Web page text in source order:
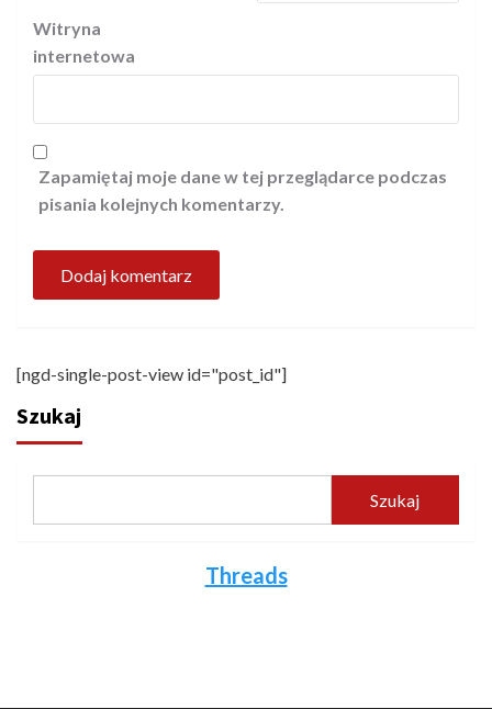
Witryna
internetowa
Zapamiętaj moje dane w tej przeglądarce podczas
pisania kolejnych komentarzy.
[ngd-single-post-view id="post_id"]
Szukaj
Szukaj
Threads